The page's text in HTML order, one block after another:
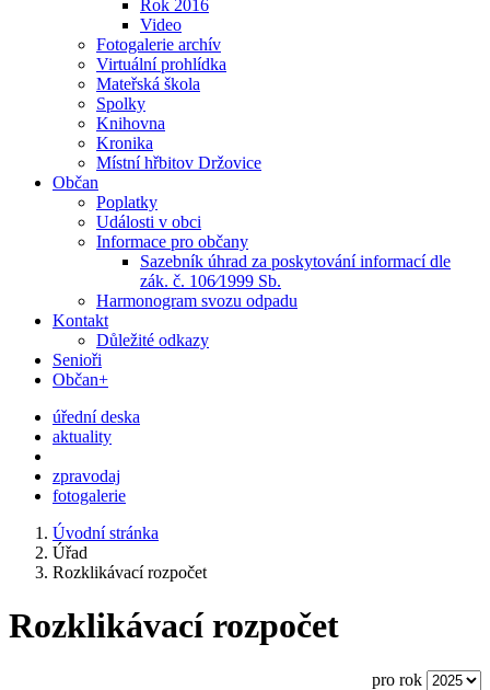
Rok 2016
Video
Fotogalerie archív
Virtuální prohlídka
Mateřská škola
Spolky
Knihovna
Kronika
Místní hřbitov Držovice
Občan
Poplatky
Události v obci
Informace pro občany
Sazebník úhrad za poskytování informací dle
zák. č. 106⁄1999 Sb.
Harmonogram svozu odpadu
Kontakt
Důležité odkazy
Senioři
Občan+
úřední deska
aktuality
zpravodaj
fotogalerie
Úvodní stránka
Úřad
Rozklikávací rozpočet
Rozklikávací rozpočet
pro rok